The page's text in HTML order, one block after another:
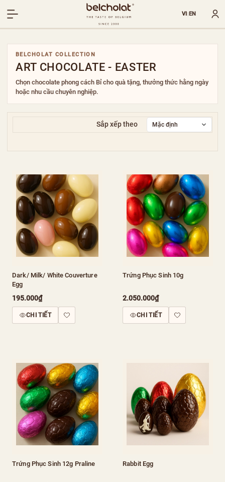
VI|EN
BELCHOLAT COLLECTION
ART CHOCOLATE - EASTER
Chọn chocolate phong cách Bỉ cho quà tặng, thưởng thức hằng ngày
hoặc nhu cầu chuyên nghiệp.
Sắp xếp theo Mặc định
Dark/ Milk/ White Couverture
Egg
195.000₫
CHI TIẾT
Trứng Phục Sinh 10g
2.050.000₫
CHI TIẾT
Trứng Phục Sinh 12g Praline Rabbit Egg